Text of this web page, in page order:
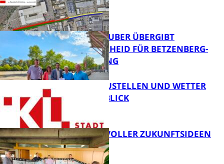
FB News
FB News
FB News
MINISTER TEUBER ÜBERGIBT
FÖRDERBESCHEID FÜR BETZENBERG-
ENTWICKLUNG
FB News
PARKEN, BAUSTELLEN UND WETTER
DIGITAL IM BLICK
FILMROLLE VOLLER ZUKUNFTSIDEEN